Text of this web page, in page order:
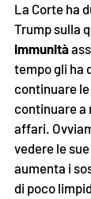
La Corte ha
Trump sulla
immunità
tempo gli ha
continuare
continuare a
affari.
vedere le
aumenta i
di poco